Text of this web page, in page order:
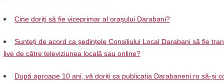
Cine doriți să fie viceprimar al orașului Darabani?
Sunteți de acord ca ședințele Consiliului Local Darabani să fie
live de către televiziunea locală sau online?
După aproape 10 ani, vă doriți ca publicația Darabaneni.ro să-și